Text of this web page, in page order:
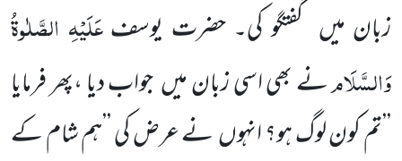
زبان میں گفتگو کی۔ حضرت یوسفعَلَیْہِ الصَّلٰوۃُ
وَالسَّلَامنے بھی اسی زبان میں جواب دیا ،پھر فرمایا
’’تم کون لوگ ہو؟ انہوں نے عرض کی ’’ہم شام کے